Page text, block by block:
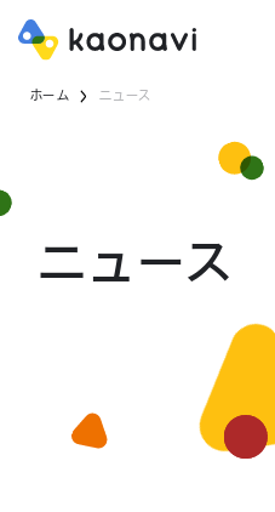
ホーム ニュース
ニュース